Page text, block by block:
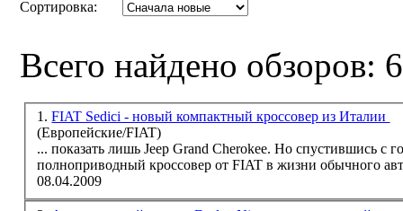
Сортировка:
Всего найдено обзоров: 6
1.FIAT Sedici - новый компактный кроссовер из Италии
(Европейские/FIAT)
... показать лишьJeep Grand Cherokee. Но спустившись с гор и переобувшись в штатную резину, посмотрим, как ведет себя
полноприводный кроссовер от FIAT в жизни обычного
08.04.2009